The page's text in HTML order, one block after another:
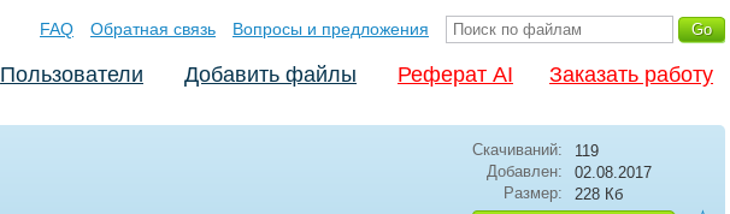
FAQ Обратная связь Вопросы и предложения
Пользователи Добавить файлы Реферат AI Заказать работу
Скачиваний:
119
Добавлен:
02.08.2017
Размер:
228 Кб